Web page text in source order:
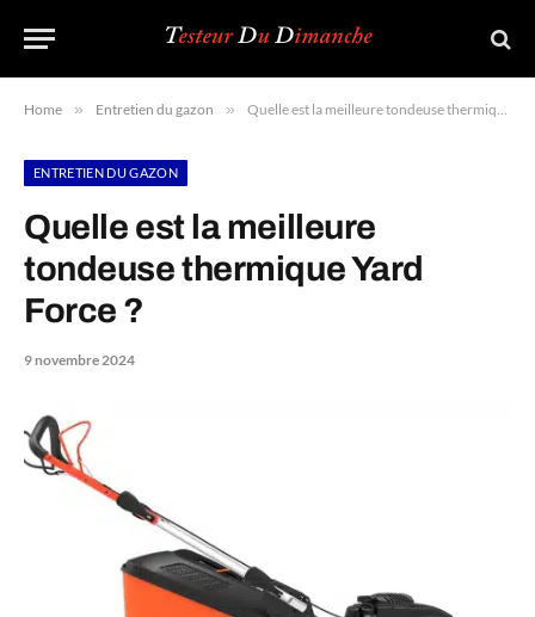
Home » Entretien du gazon » Quelle est la meilleure tondeuse thermique Yard Force ?
ENTRETIEN DU GAZON
Quelle est la meilleure
tondeuse thermique Yard
Force ?
9 novembre 2024